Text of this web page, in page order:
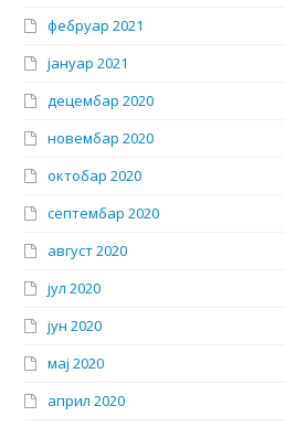
фебруар 2021
јануар 2021
децембар 2020
новембар 2020
октобар 2020
септембар 2020
август 2020
јул 2020
јун 2020
мај 2020
април 2020